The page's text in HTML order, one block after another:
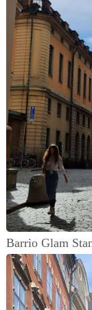
Barrio Glam